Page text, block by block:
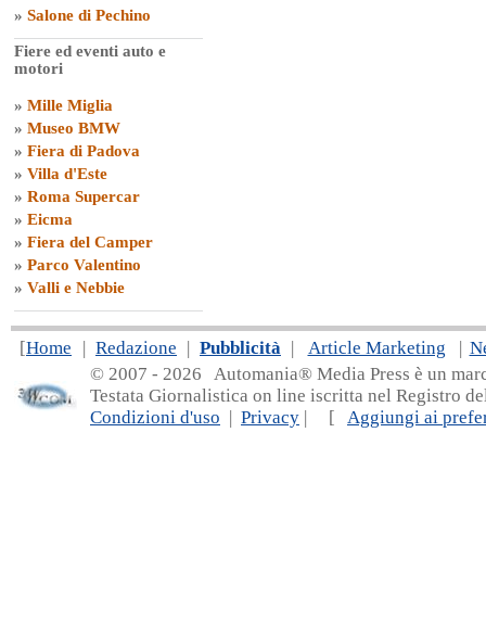
» Salone di Pechino
Fiere ed eventi auto e
motori
» Mille Miglia
» Museo BMW
» Fiera di Padova
» Villa d'Este
» Roma Supercar
» Eicma
» Fiera del Camper
» Parco Valentino
» Valli e Nebbie
[Home | Redazione | Pubblicità | Article Marketing |
© 2007 - 2026 Automania® Media Press è un
Testata Giornalistica on line iscritta nel Registro
Condizioni d'uso | Privacy | [ Aggiungi ai